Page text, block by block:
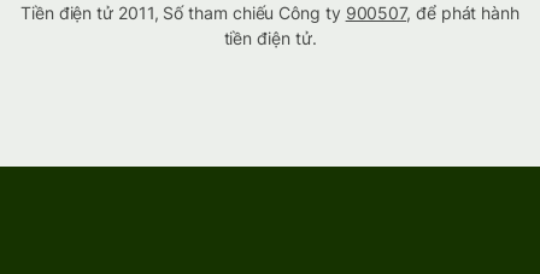
Tiền điện tử 2011, Số tham chiếu Công ty 900507, để phát hành
tiền điện tử.